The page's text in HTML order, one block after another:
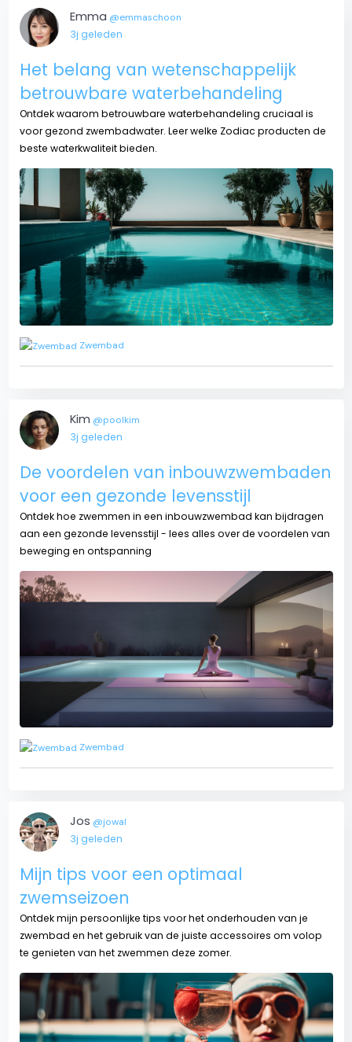
Emma @emmaschoon
3j geleden
Het belang van wetenschappelijk
betrouwbare waterbehandeling
Ontdek waarom betrouwbare waterbehandeling cruciaal is
voor gezond zwembadwater. Leer welke Zodiac producten de
beste waterkwaliteit bieden.
Zwembad
Kim @poolkim
3j geleden
De voordelen van inbouwzwembaden
voor een gezonde levensstijl
Ontdek hoe zwemmen in een inbouwzwembad kan bijdragen
aan een gezonde levensstijl - lees alles over de voordelen van
beweging en ontspanning
Zwembad
Jos @jowal
3j geleden
Mijn tips voor een optimaal
zwemseizoen
Ontdek mijn persoonlijke tips voor het onderhouden van je
zwembad en het gebruik van de juiste accessoires om volop
te genieten van het zwemmen deze zomer.